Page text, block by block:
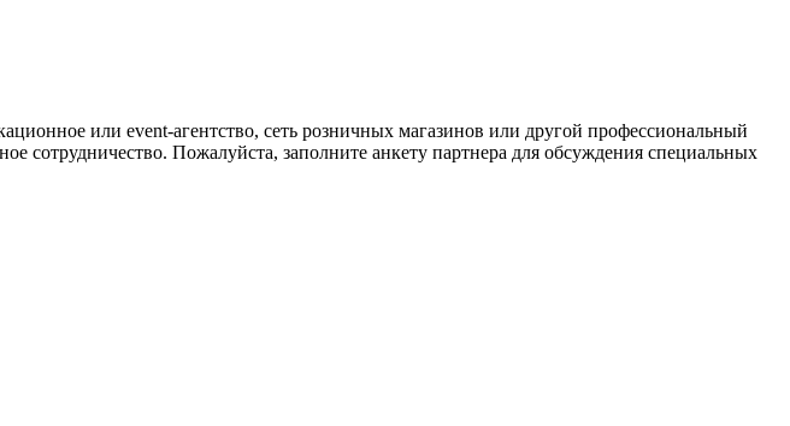
или event-агентство, сеть розничных магазинов или другой профессиональный
сотрудничество. Пожалуйста, заполните анкету партнера для обсуждения специальных